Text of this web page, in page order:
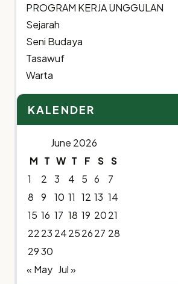
PROGRAM KERJA UNGGULAN
Sejarah
Seni Budaya
Tasawuf
Warta
KALENDER
June 2026
M T W T F S S
1
2 3 4 5 6
7
8
9 10 11 12 13 14
15 16 17 18 19 2021
2223 24252627 28
2930
« May Jul »